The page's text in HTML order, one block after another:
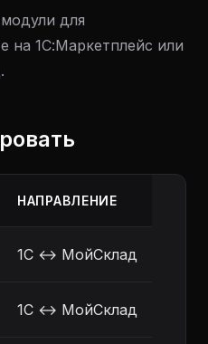
для
на 1С:Маркетплейс или
НАПРАВЛЕНИЕ
1С ↔ МойСклад
1С ↔ МойСклад